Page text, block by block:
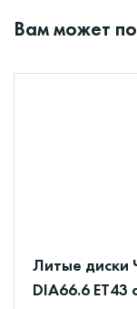
Вам может
Литые диски
DIA66.6 ET43